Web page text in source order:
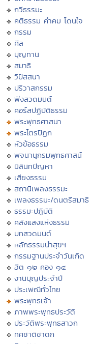
กวีธรรมะ
คติธรรม คำคม โดนใจ
กรรม
ศีล
บุญทาน
สมาธิ
วิปัสสนา
ปริวาสกรรม
ฟังสวดมนต์
คอร์สปฏิบัติธรรม
พระพุทธศาสนา
พระไตรปิฏก
หัวข้อธรรม
พจนานุกรมพุทธศาสน์
มิลินทปัญหา
เสียงธรรม
สถานีเพลงธรรมะ
เพลงธรรมะ/ดนตรีสมาธิ
ธรรมะปฏิบัติ
คลังแสงแห่งธรรม
บทสวดมนต์
หลักธรรมนำสุขฯ
กรรมฐานประจำวันเกิด
ฮีต ๑๒ คอง ๑๔
งานบุญประจำปี
ประเพณีทั่วไทย
พระพุทธเจ้า
ภาพพระพุทธประวัติ
ประวัติพระพุทธสาวก
ทศชาติชาดก